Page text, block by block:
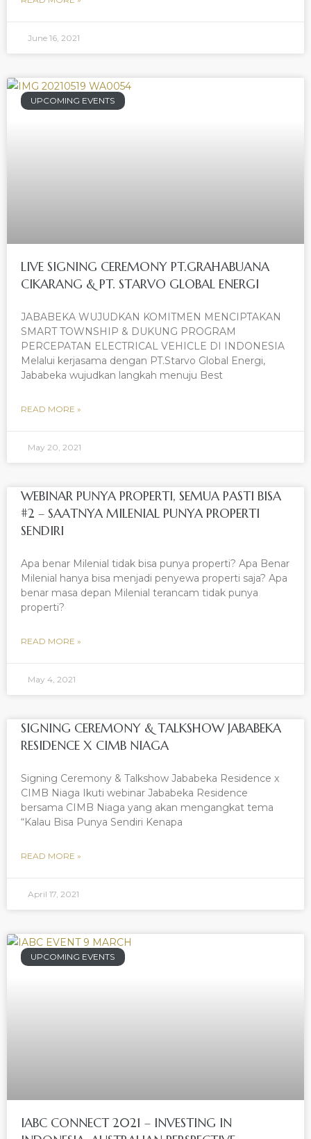
June 16, 2021
UPCOMING EVENTS
LIVE SIGNING CEREMONY PT.GRAHABUANA
CIKARANG & PT. STARVO GLOBAL ENERGI
JABABEKA WUJUDKAN KOMITMEN MENCIPTAKAN
SMART TOWNSHIP & DUKUNG PROGRAM
PERCEPATAN ELECTRICAL VEHICLE DI INDONESIA
Melalui kerjasama dengan PT.Starvo Global Energi,
Jababeka wujudkan langkah menuju Best
READ MORE »
May 20, 2021
WEBINAR PUNYA PROPERTI, SEMUA PASTI BISA
#2 – SAATNYA MILENIAL PUNYA PROPERTI
SENDIRI
Apa benar Milenial tidak bisa punya properti? Apa Benar
Milenial hanya bisa menjadi penyewa properti saja? Apa
benar masa depan Milenial terancam tidak punya
properti?
READ MORE »
May 4, 2021
SIGNING CEREMONY & TALKSHOW JABABEKA
RESIDENCE X CIMB NIAGA
Signing Ceremony & Talkshow Jababeka Residence x
CIMB Niaga Ikuti webinar Jababeka Residence
bersama CIMB Niaga yang akan mengangkat tema
“Kalau Bisa Punya Sendiri Kenapa
READ MORE »
April 17, 2021
UPCOMING EVENTS
IABC CONNECT 2021 – INVESTING IN